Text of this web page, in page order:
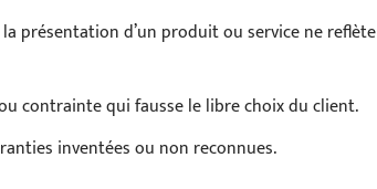
présentation d’un produit ou service ne reflète
contrainte qui fausse le libre choix du client.
inventées ou non reconnues.